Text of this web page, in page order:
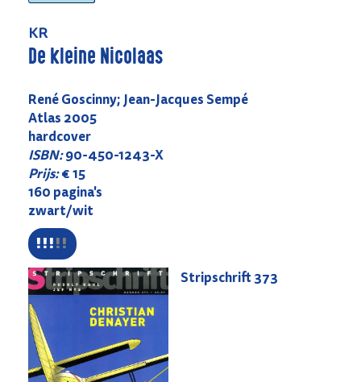
KR
De kleine Nicolaas
René Goscinny; Jean-Jacques Sempé
Atlas 2005
hardcover
ISBN:90-450-1243-X
Prijs:€ 15
160 pagina's
zwart/wit
Stripschrift373